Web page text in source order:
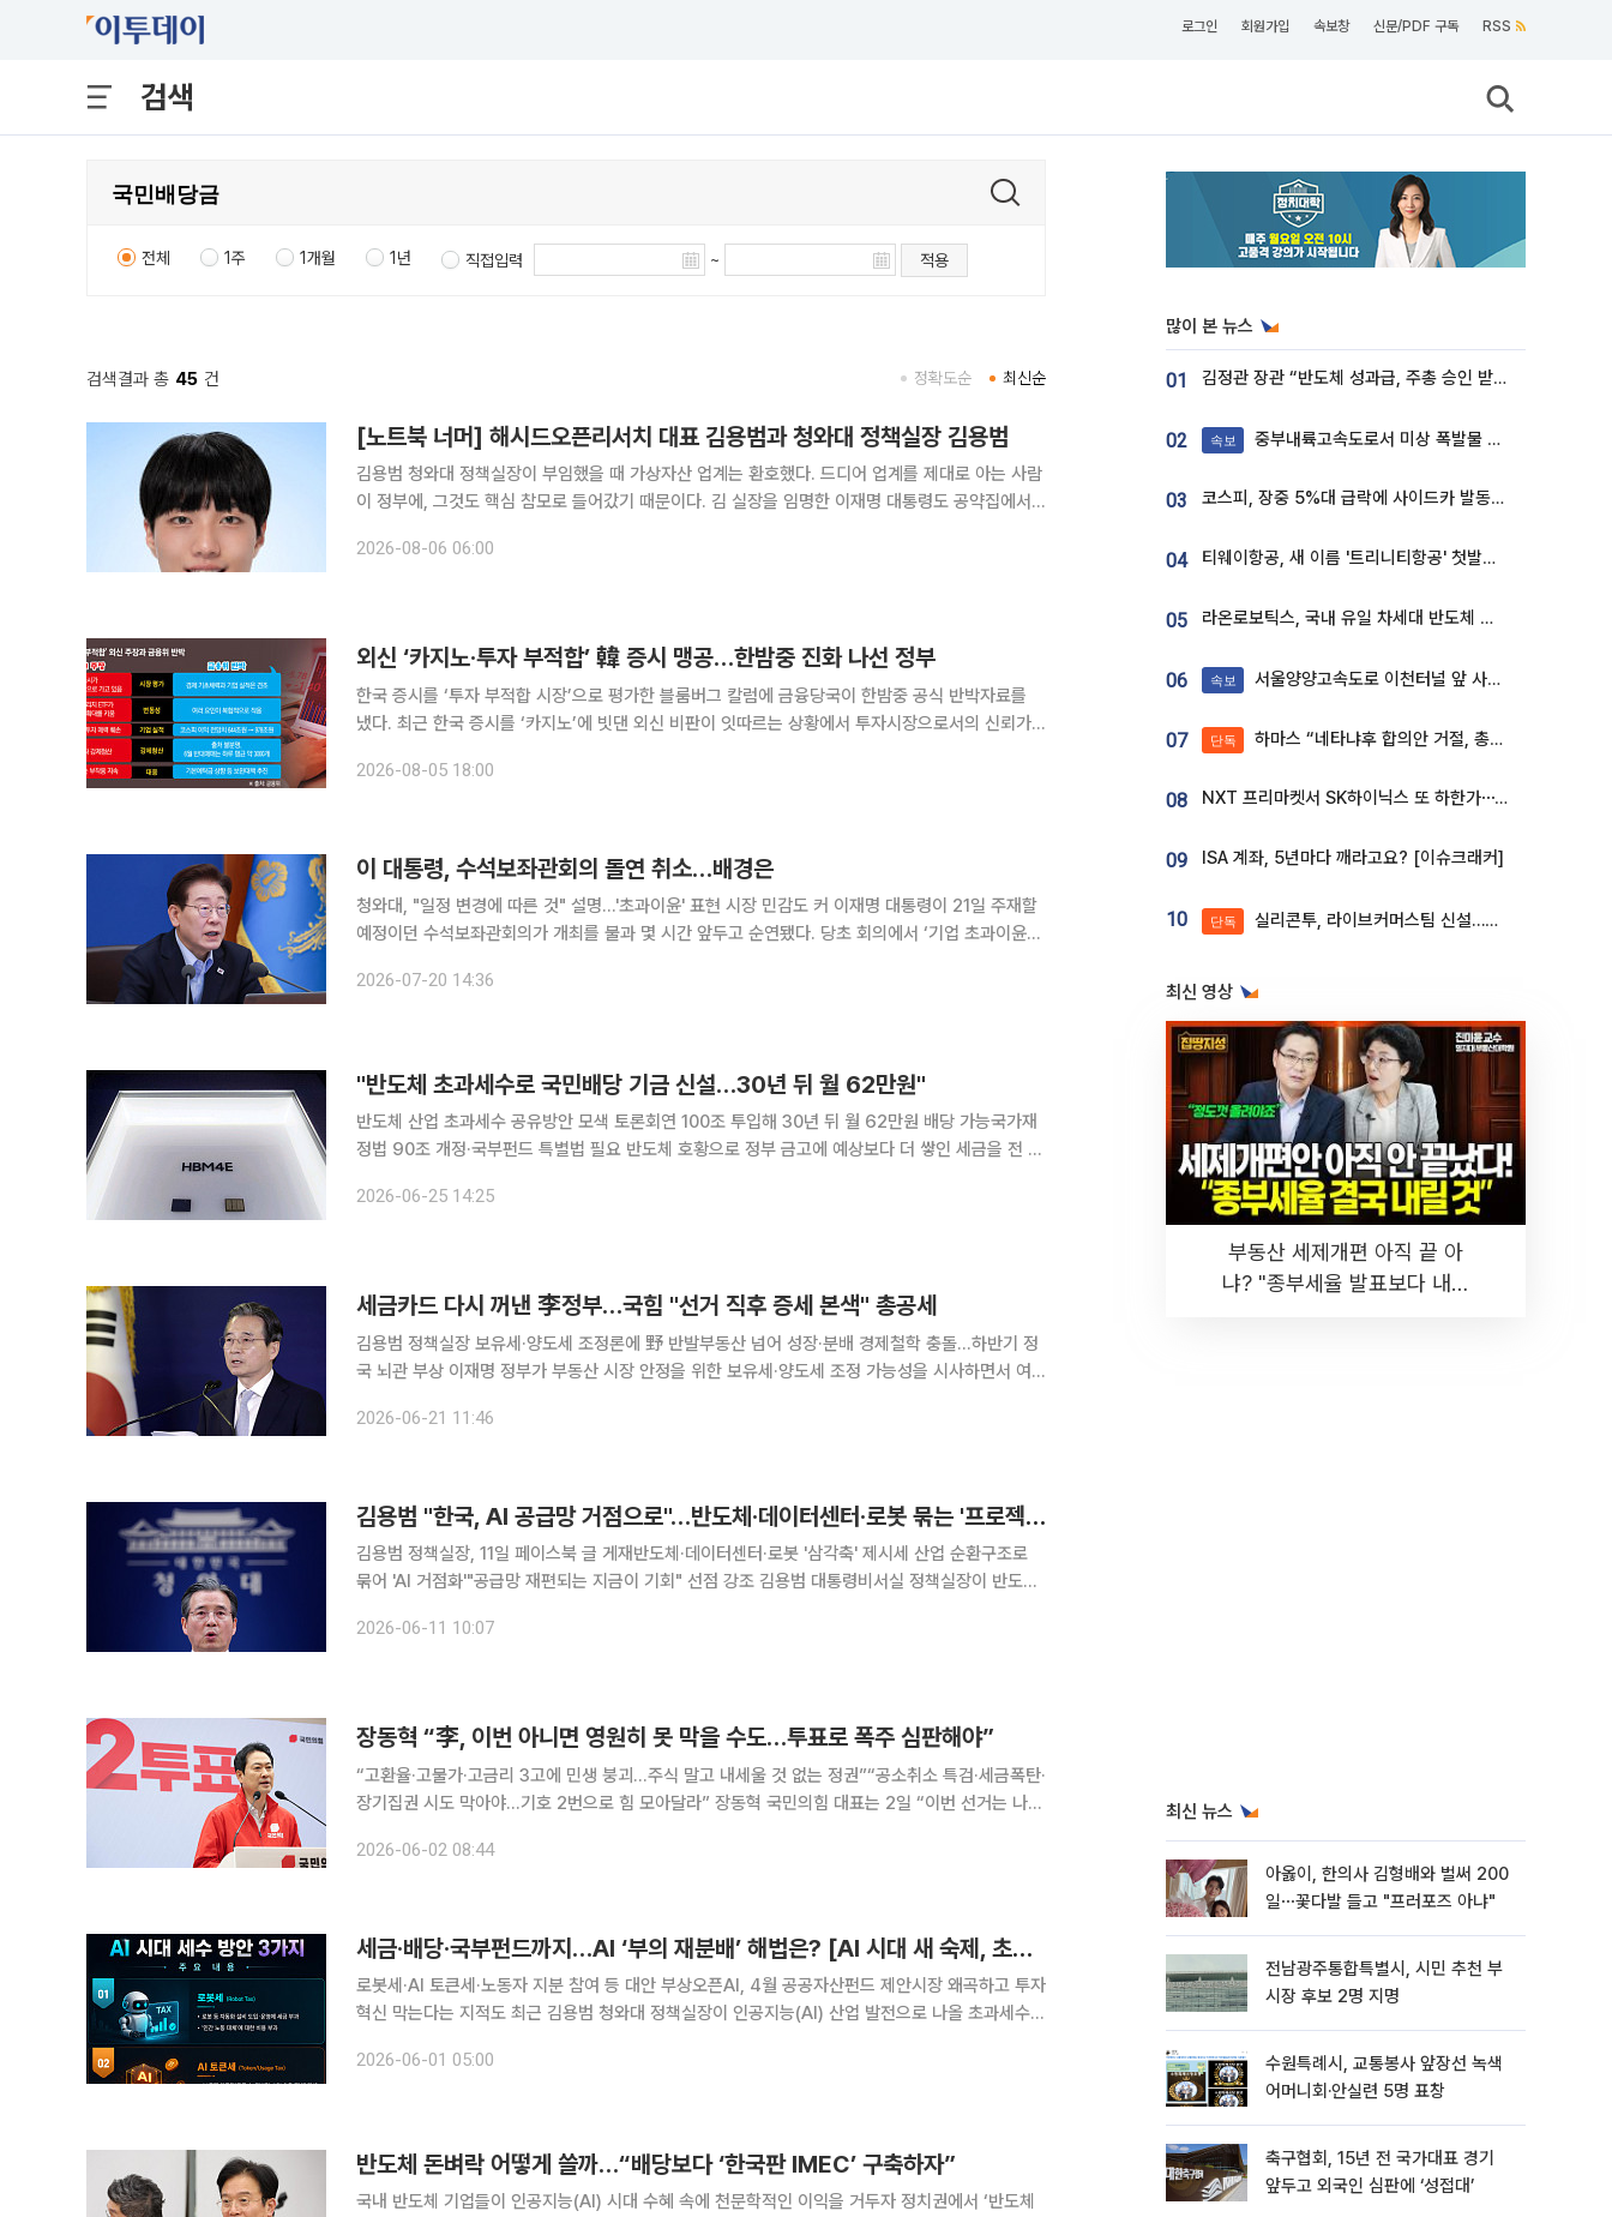
로그인 회원가입 속보창 신문/PDF 구독 RSS
검색
전체 1주 1개월 1년 직접입력 ~ 적용
검색결과 총 45 건 최신순
정확도순
[노트북 너머] 해시드오픈리서치 대표 김용범과 청와대 정책실장 김용범
김용범 청와대 정책실장이 부임했을 때 가상자산 업계는 환호했다. 드디어 업계를 제대로 아는 사람
이 정부에, 그것도 핵심 참모로 들어갔기 때문이다. 김 실장을 임명한 이재명 대통령도 공약집에서
2026-08-06 06:00
외신 ‘카지노·투자 부적합’ 韓 증시 맹공…한밤중 진화 나선 정부
한국 증시를 ‘투자 부적합 시장’으로 평가한 블룸버그 칼럼에 금융당국이 한밤중 공식 반박자료를
냈다. 최근 한국 증시를 ‘카지노’에 빗댄 외신 비판이 잇따르는 상황에서 투자시장으로서의 신뢰가
2026-08-05 18:00
이 대통령, 수석보좌관회의 돌연 취소…배경은
청와대, "일정 변경에 따른 것" 설명…'초과이윤' 표현 시장 민감도 커 이재명 대통령이 21일 주재할
예정이던 수석보좌관회의가 개최를 불과 몇 시간 앞두고 순연됐다. 당초 회의에서 ‘기업 초과이윤의
와대는 이날 언론 공지를 통해 "오늘 예정됐던 수석보좌
2026-07-20 14:36
"반도체 초과세수로 국민배당 기금 신설…30년 뒤 월 62만원"
반도체 산업 초과세수 공유방안 모색 토론회연 100조 투입해 30년 뒤 월 62만원 배당 가능국가재
정법 90조 개정·국부펀드 특별법 필요 반도체 호황으로 정부 금고에 예상보다 더 쌓인 세금을 전 국
2026-06-25 14:25
세금카드 다시 꺼낸 李정부…국힘 "선거 직후 증세 본색" 총공세
김용범 정책실장 보유세·양도세 조정론에 野 반발부동산 넘어 성장·분배 경제철학 충돌…하반기 정
국 뇌관 부상 이재명 정부가 부동산 시장 안정을 위한 보유세·양도세 조정 가능성을 시사하면서 여
리는 현상을 막기 위한 정책적 검토라는 입장이지만 국민의힘은 "선거 끝나자
2026-06-21 11:46
김용범 "한국, AI 공급망 거점으로"…반도체·데이터센터·로봇 묶는 '프로젝트 트리니티' 구상
김용범 정책실장, 11일 페이스북 글 게재반도체·데이터센터·로봇 '삼각축' 제시세 산업 순환구조로
묶어 'AI 거점화'"공급망 재편되는 지금이 기회" 선점 강조 김용범 대통령비서실 정책실장이 반도체
들자는 국가전략 구상을 내놨다. 셋을 따로 키우면
2026-06-11 10:07
장동혁 “李, 이번 아니면 영원히 못 막을 수도…투표로 폭주 심판해야”
“고환율·고물가·고금리 3고에 민생 붕괴…주식 말고 내세울 것 없는 정권”“공소취소 특검·세금폭탄·
장기집권 시도 막아야…기호 2번으로 힘 모아달라” 장동혁 국민의힘 대표는 2일 “이번 선거는 나의
2026-06-02 08:44
세금·배당·국부펀드까지…AI ‘부의 재분배’ 해법은? [AI 시대 새 숙제, 초과이익 분배]
로봇세·AI 토큰세·노동자 지분 참여 등 대안 부상오픈AI, 4월 공공자산펀드 제안시장 왜곡하고 투자
혁신 막는다는 지적도 최근 김용범 청와대 정책실장이 인공지능(AI) 산업 발전으로 나올 초과세수
한 이익의 분배 방식을 놓고 의견이 대립했던 것이 주요 배경으
2026-06-01 05:00
반도체 돈벼락 어떻게 쓸까…“배당보다 ‘한국판 IMEC’ 구축하자”
국내 반도체 기업들이 인공지능(AI) 시대 수혜 속에 천문학적인 이익을 거두자 정치권에서 ‘반도체
많이 본 뉴스
01 김정관 장관 “반도체 성과급, 주총 승인 받도록”…상법·자본시장법 개정 시사
02 속보 중부내륙고속도로서 미상 폭발물 발견
03 코스피, 장중 5%대 급락에 사이드카 발동…삼성·SK 동반 폭락
04 티웨이항공, 새 이름 '트리니티항공' 첫발…SSC 전략 본격화
05 라온로보틱스, 국내 유일 차세대 반도체 공정 로봇 개발 ‘고객사 테스트 진행’
06 속보 서울양양고속도로 이천터널 앞 사고 발생
07 단독 하마스 “네타냐후 합의안 거절, 총선 앞두고 시간 끌기”
08 NXT 프리마켓서 SK하이닉스 또 하한가⋯‘11주 거래’에 시초가 왜곡
09 ISA 계좌, 5년마다 깨라고요? [이슈크래커]
10 단독 실리콘투, 라이브커머스팀 신설…K뷰티 ‘글로벌 판매망’ 확대[K뷰티 라방戰]
최신 영상
부동산 세제개편 아직 끝 아
냐? "종부세율 발표보다 내릴
최신 뉴스
아옳이, 한의사 김형배와 벌써 200
일⋯꽃다발 들고 "프러포즈 아냐"
전남광주통합특별시, 시민 추천 부
시장 후보 2명 지명
수원특례시, 교통봉사 앞장선 녹색
어머니회·안실련 5명 표창
축구협회, 15년 전 국가대표 경기
앞두고 외국인 심판에 ‘성접대’